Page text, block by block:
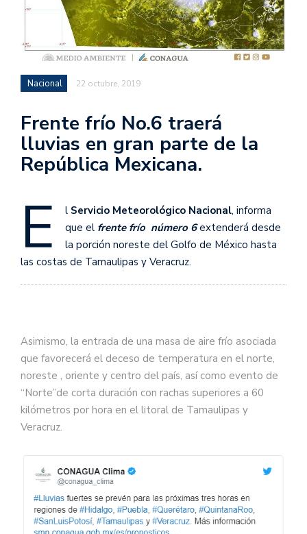
Nacional 22 octubre, 2019
Frente frío No.6 traerá
lluvias en gran parte de la
República Mexicana.
E l Servicio Meteorológico Nacional, informa
que el frente frío número 6extenderá desde
la porción noreste del Golfo de México hasta
las costas de Tamaulipas y Veracruz.
Asimismo, la entrada de una masa de aire frío asociada
que favorecerá el deceso de temperatura en el norte,
noreste , oriente y centro del país, así como evento de
“Norte”de corta duración con rachas superiores a 60
kilómetros por hora en el litoral de Tamaulipas y
Veracruz.